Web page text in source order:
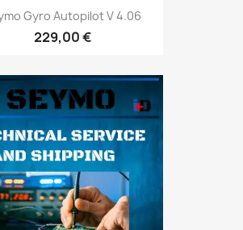
Gyro Autopilot V 4.06
229,00 €